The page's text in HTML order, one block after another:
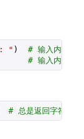
" ) # 输入内容被
# 输入内容作
# 总是返回字符串